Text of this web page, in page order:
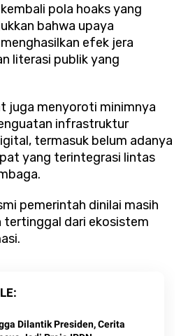
pola hoaks yang
bahwa upaya
efek jera
literasi publik yang
juga menyoroti minimnya
infrastruktur
termasuk belum adanya
yang terintegrasi lintas
pemerintah dinilai masih
dari ekosistem
Dilantik Presiden, Cerita